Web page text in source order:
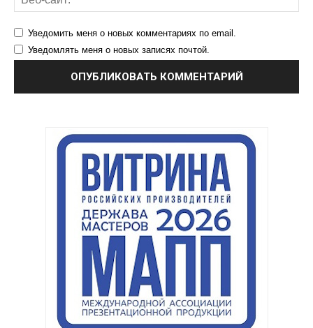
Уведомить меня о новых комментариях по email.
Уведомлять меня о новых записях почтой.